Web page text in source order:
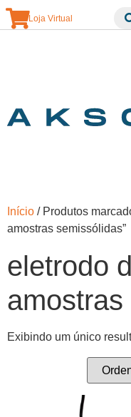
Loja Virtual
Início / Produtos
amostras semissólidas”
eletrodo
Exibindo um único